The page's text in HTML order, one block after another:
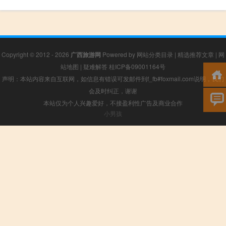
Copyright © 2012 - 2026 广西旅游网 Powered by 网站分类目录 | 精选推荐文章 | 网
站地图 | 疑难解答 桂ICP备09001164号
声明：本站内容来自互联网，如信息有错误可发邮件到f_fb#foxmail.com说明，我们
会及时纠正，谢谢
本站仅为个人兴趣爱好，不接盈利性广告及商业合作
小男孩